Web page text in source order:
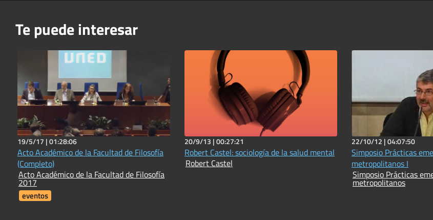
Te puede interesar
19/5/17 |01:28:06
Acto Académico de la Facultad de Filosofía
(Completo)
Acto Académico de la Facultad de Filosofía
2017
eventos
20/9/13 |00:27:21
Robert Castel: sociología de la salud mental
Robert Castel
22/10/12 |04:07:50
Simposio Prácticas
metropolitanos I
Simposio Prácticas
metropolitanos